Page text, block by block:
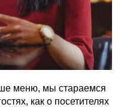
меню, мы стараемся
как о посетителях